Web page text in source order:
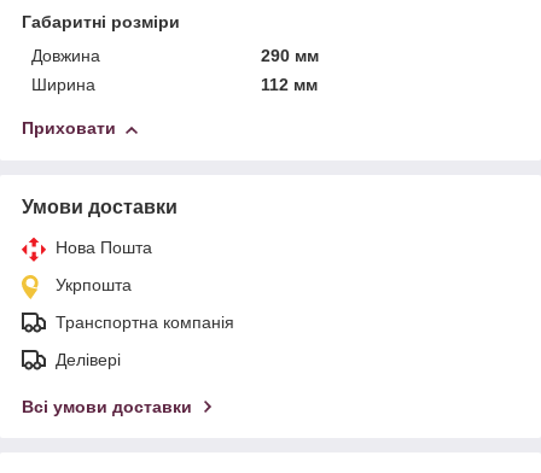
Габаритні розміри
Довжина
290 мм
Ширина
112 мм
Приховати
Умови доставки
Нова Пошта
Укрпошта
Транспортна компанія
Делівері
Всі умови доставки